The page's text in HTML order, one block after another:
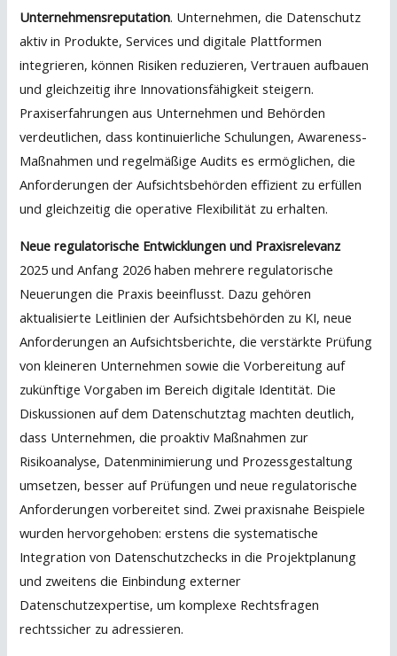
Unternehmensreputation. Unternehmen, die Datenschutz
aktiv in Produkte, Services und digitale Plattformen
integrieren, können Risiken reduzieren, Vertrauen aufbauen
und gleichzeitig ihre Innovationsfähigkeit steigern.
Praxiserfahrungen aus Unternehmen und Behörden
verdeutlichen, dass kontinuierliche Schulungen, Awareness-
Maßnahmen und regelmäßige Audits es ermöglichen, die
Anforderungen der Aufsichtsbehörden effizient zu erfüllen
und gleichzeitig die operative Flexibilität zu erhalten.
Neue regulatorische Entwicklungen und Praxisrelevanz
2025 und Anfang 2026 haben mehrere regulatorische
Neuerungen die Praxis beeinflusst. Dazu gehören
aktualisierte Leitlinien der Aufsichtsbehörden zu KI, neue
Anforderungen an Aufsichtsberichte, die verstärkte Prüfung
von kleineren Unternehmen sowie die Vorbereitung auf
zukünftige Vorgaben im Bereich digitale Identität. Die
Diskussionen auf dem Datenschutztag machten deutlich,
dass Unternehmen, die proaktiv Maßnahmen zur
Risikoanalyse, Datenminimierung und Prozessgestaltung
umsetzen, besser auf Prüfungen und neue regulatorische
Anforderungen vorbereitet sind. Zwei praxisnahe Beispiele
wurden hervorgehoben: erstens die systematische
Integration von Datenschutzchecks in die Projektplanung
und zweitens die Einbindung externer
Datenschutzexpertise, um komplexe Rechtsfragen
rechtssicher zu adressieren.